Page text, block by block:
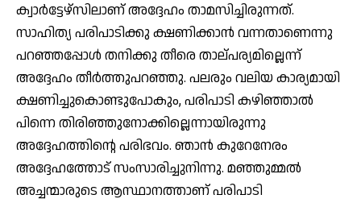
ക്വാര്‍ട്ടേഴ്സിലാണ് അദ്ദേഹം താമസിച്ചിരുന്നത്.
സാഹിത്യ പരിപാടിക്കു ക്ഷണിക്കാന്‍ വന്നതാണെന്നു
പറഞ്ഞപ്പോള്‍ തനിക്കു തീരെ താല്പര്യമില്ലെന്ന്
അദ്ദേഹം തീര്‍ത്തുപറഞ്ഞു. പലരും വലിയ കാര്യമായി
ക്ഷണിച്ചുകൊണ്ടുപോകും, പരിപാടി കഴിഞ്ഞാല്‍
പിന്നെ തിരിഞ്ഞുനോക്കില്ലെന്നായിരുന്നു
അദ്ദേഹത്തിന്റെ പരിഭവം. ഞാന്‍ കുറേനേരം
അദ്ദേഹത്തോട് സംസാരിച്ചുനിന്നു. മഞ്ഞുമ്മല്‍
അച്ചന്മാരുടെ ആസ്ഥാനത്താണ് പരിപാടി